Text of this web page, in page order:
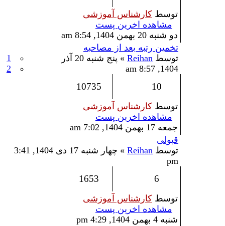
توسط کارشناس آموزشی
مشاهده اخرین پست
دو شنبه 20 بهمن 1404, 8:54 am
تخمین رتبه بعد از مصاحبه
1
2
توسط Reihan
» پنج شنبه 20 آذر
1404, 8:57 am
10
10735
توسط کارشناس آموزشی
مشاهده اخرین پست
جمعه 17 بهمن 1404, 7:02 am
قبولی
توسط Reihan
» چهار شنبه 17 دی 1404, 3:41
pm
6
1653
توسط کارشناس آموزشی
مشاهده اخرین پست
شنبه 4 بهمن 1404, 4:29 pm